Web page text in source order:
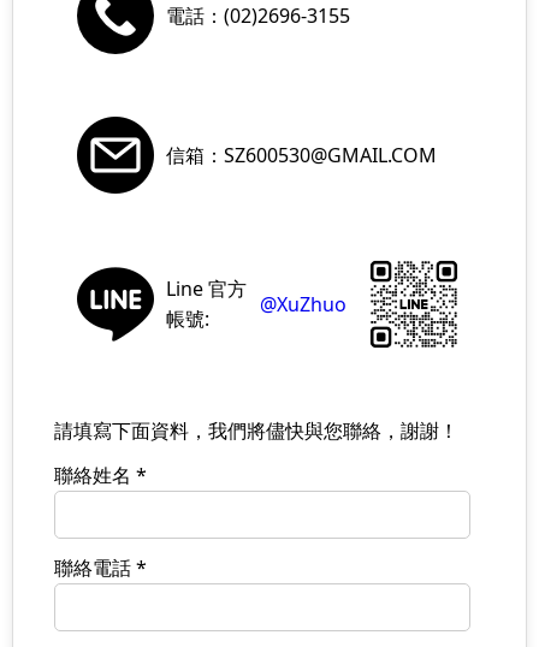
電話：(02)2696-3155
信箱：SZ600530@GMAIL.COM
Line 官方
帳號:
@XuZhuo
請填寫下面資料，我們將儘快與您聯絡，謝謝！
聯絡姓名 *
聯絡電話 *